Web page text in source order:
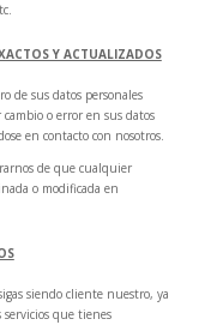
Y ACTUALIZADOS
de sus datos personales
o error en sus datos
en contacto con nosotros.
de que cualquier
o modificada en
siendo cliente nuestro, ya
que tienes